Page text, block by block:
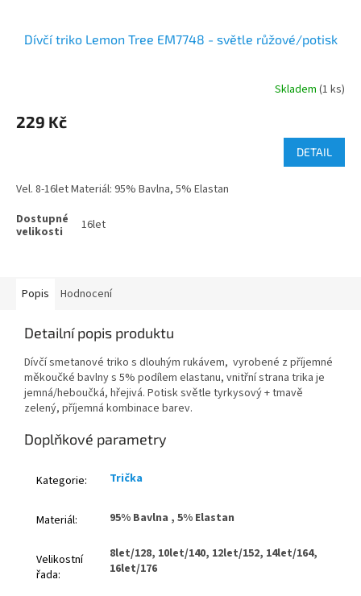
Dívčí triko Lemon Tree EM7748 - světle růžové/potisk
Skladem (1 ks)
229 Kč
DETAIL
Vel. 8-16let Materiál: 95% Bavlna, 5% Elastan
16let
Popis Hodnocení
Detailní popis produktu
Dívčí smetanové triko s dlouhým rukávem, vyrobené z příjemné
měkoučké bavlny s 5% podílem elastanu, vnitřní strana trika je
jemná/heboučká, hřejivá. Potisk světle tyrkysový + tmavě
zelený, příjemná kombinace barev.
Doplňkové parametry
Kategorie: Trička
Materiál: 95% Bavlna , 5% Elastan
Velikostní
řada:
8let/128, 10let/140, 12let/152, 14let/164,
16let/176